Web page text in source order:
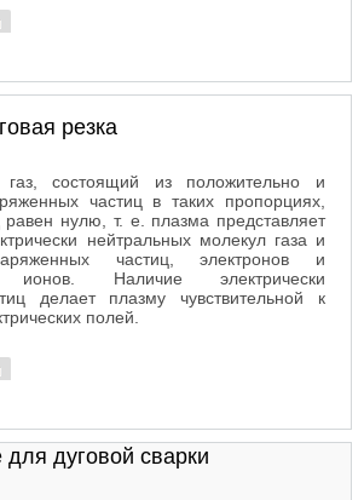
резка
состоящий из положительно и
частиц в таких пропорциях,
нулю, т. е. плазма представляет
нейтральных молекул газа и
частиц, электронов и
ионов. Наличие электрически
делает плазму чувствительной к
полей.
дуговой сварки